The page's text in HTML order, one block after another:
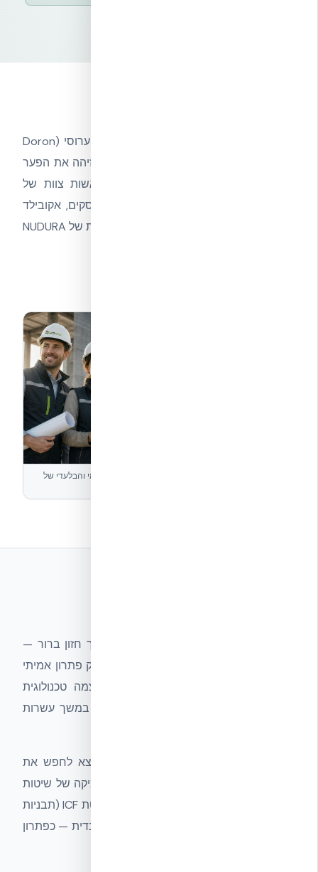
אקובילד סיסטם בע״מ הוקמה על ידי דורון ערוסי (Doron
Aroussi HaLevi) – מהנדס ואיש עסקים שזיהה את הפער
הטכנולוגי בתעשיית הבנייה בישראל. בראשות צוות של
מומחים מתחומי ההנדסה, האדריכלות והעסקים, אקובילד
הפכה לגשר בין הטכנולוגיה העולמית המוכחת של NUDURA
צוות המהנדסים של אקובילד סיסטם — היבואן הרשמי והבלעדי של
חברת אקובילד סיסטם בע״מ הוקמה מתוך חזון ברור —
לחולל מהפכה בענף הבנייה הישראלי ולספק פתרון אמיתי
למצוקת הדיור. למרות שישראל היא מעצמה טכנולוגית
מובילה, ענף הבנייה נותר כמעט ללא שינוי במשך עשרות
צוות של אנשי עסקים מישראל ומהעולם יצא לחפש את
הפתרון המתקדם ביותר. לאחר בחינה מעמיקה של שיטות
ומוצרים, נבחרה טכנולוגיית NUDURA — שיטת ICF (תבניות
מבודדות ליציקת בטון) של ענקית הבנייה הקנדית — כפתרון